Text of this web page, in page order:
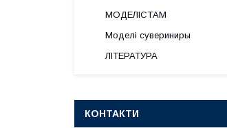
МОДЕЛІСТАМ
Моделі сувериниры
ЛІТЕРАТУРА
КОНТАКТИ